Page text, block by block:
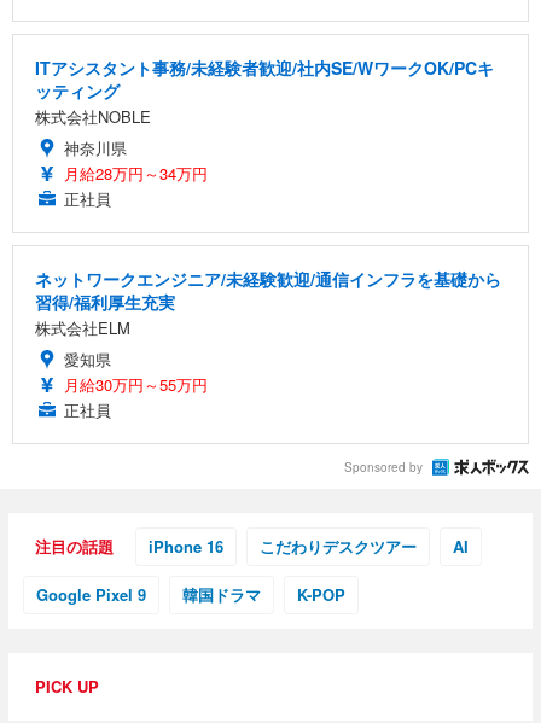
ITアシスタント事務/未経験者歓迎/社内SE/WワークOK/PCキ
ッティング
株式会社NOBLE
神奈川県
月給28万円～34万円
正社員
ネットワークエンジニア/未経験歓迎/通信インフラを基礎から
習得/福利厚生充実
株式会社ELM
愛知県
月給30万円～55万円
正社員
Sponsored by
注目の話題 iPhone 16 こだわりデスクツアー AI
Google Pixel 9 韓国ドラマ K-POP
PICK UP